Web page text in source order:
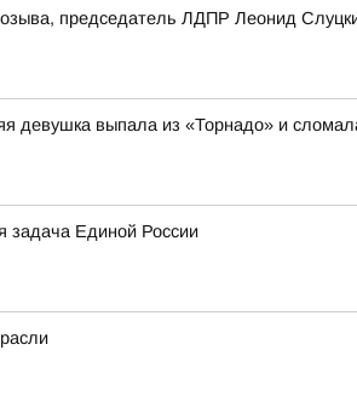
председатель ЛДПР Леонид
девушка выпала из «Торнадо» и
задача Единой России